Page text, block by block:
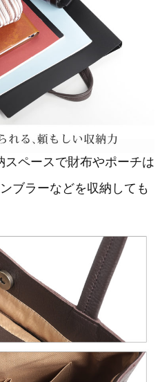
ペースで財布やポーチは
ブラーなどを収納しても